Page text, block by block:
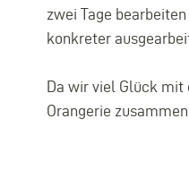
zwei Tage
konkreter
Da wir viel Glück
Orangerie